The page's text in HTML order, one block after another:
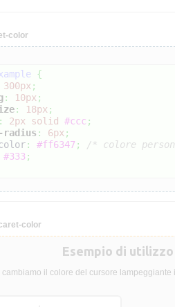
color
{
300px ;
: 10px ;
: 18px ;
2px solid #ccc ;
radius : 6px ;
: #ff6347 ;
/* colore
#333 ;
color
Esempio di
cambiamo il colore del cursore lampeggiante